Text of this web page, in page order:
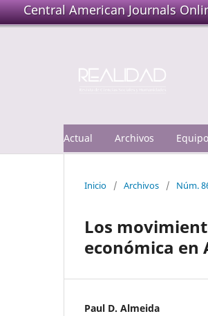
Central American Journals
Actual Archivos
Inicio / Archivos / Núm.
Los
económica en
Paul D. Almeida